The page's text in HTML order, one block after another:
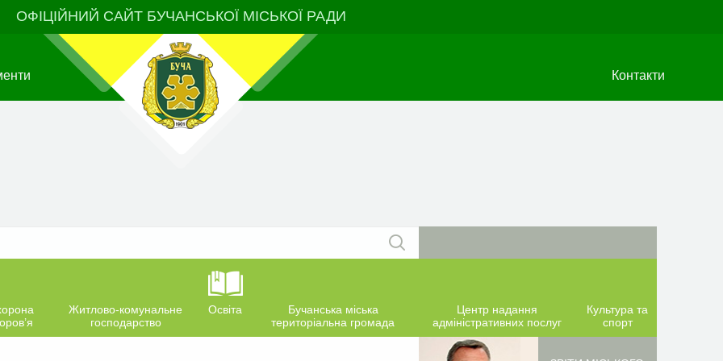
ОФІЦІЙНИЙ САЙТ БУЧАНСЬКОЇ МІСЬКОЇ РАДИ
Контакти
Житлово-комунальне
господарство
Освіта
Бучанська міська
територіальна громада
Центр надання
адміністративних послуг
Культура та
спорт